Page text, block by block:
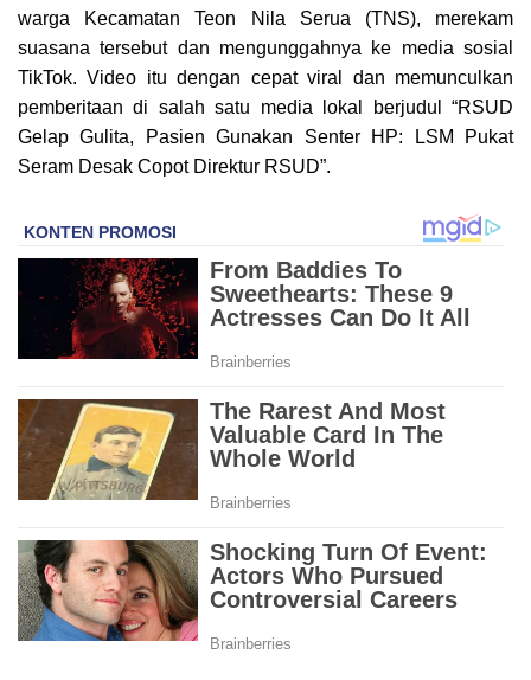
warga Kecamatan Teon Nila Serua (TNS), merekam
suasana tersebut dan mengunggahnya ke media sosial
TikTok. Video itu dengan cepat viral dan memunculkan
pemberitaan di salah satu media lokal berjudul “RSUD
Gelap Gulita, Pasien Gunakan Senter HP: LSM Pukat
Seram Desak Copot Direktur RSUD”.